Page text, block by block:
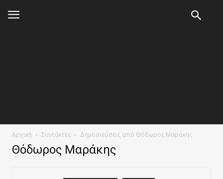
Αρχική Συντάκτες Δημοσιεύσεις από Θόδωρος Μαράκης
Θόδωρος Μαράκης